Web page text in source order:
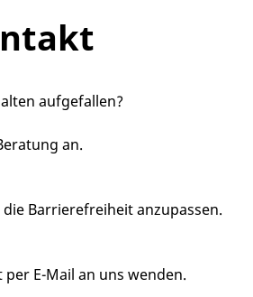
aufgefallen?
an.
Barrierefreiheit anzupassen.
E-Mail an uns wenden.